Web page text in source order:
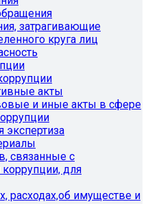
затрагивающие
круга лиц
акты
и иные акты в сфере
экспертиза
связанные с
для
расходах,об имуществе и